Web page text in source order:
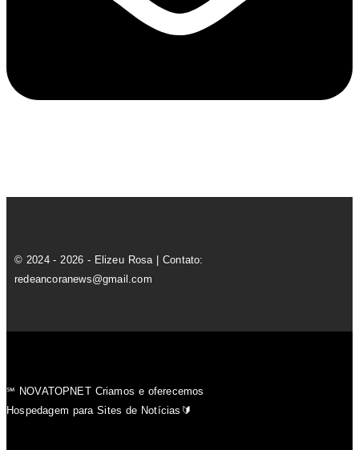
© 2024 - 2026 - Elizeu Rosa | Contato:
redeancoranews@gmail.com
℠ NOVATOPNET Criamos e oferecemos
Hospedagem para Sites de Notícias🔰